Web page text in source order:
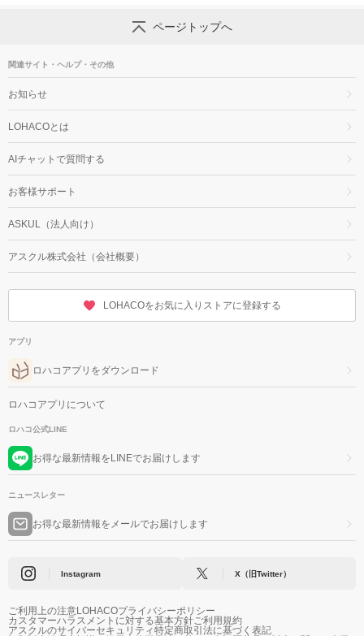
ページトップへ
関連サイト・ヘルプ・その他
お知らせ
LOHACOとは
AIチャットで質問する
お客様サポート
ASKUL（法人向け）
アスクル株式会社（会社概要）
LOHACOをお気に入りストアに登録する
アプリ
ロハコアプリをダウンロード
ロハコアプリについて
ロハコ公式LINE
お得な最新情報をLINEでお届けします
ニュースレター
お得な最新情報をメールでお届けします
Instagram X（旧Twitter）
ご利用上の注意LOHACOプライバシーポリシー
カスタマーハラスメントに対する基本方針ご利用規約
アスクルのサイバーセキュリティ特定商取引法に基づく表記